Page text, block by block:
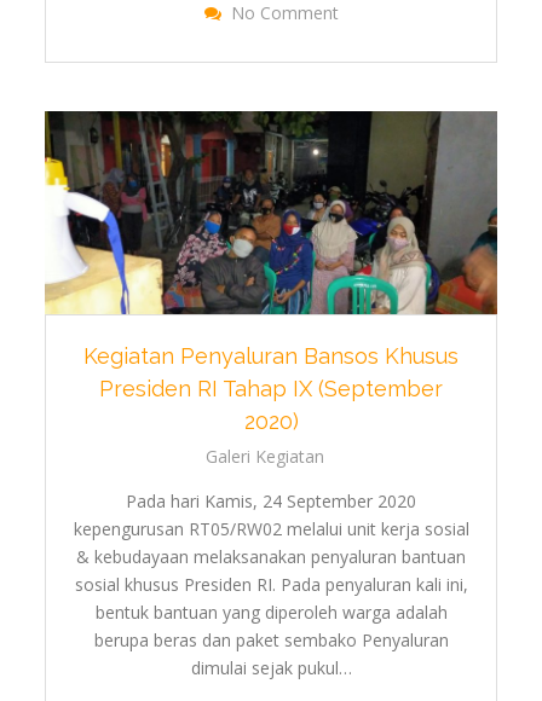
No Comment
Kegiatan Penyaluran Bansos Khusus
Presiden RI Tahap IX (September
2020)
Galeri Kegiatan
Pada hari Kamis, 24 September 2020
kepengurusan RT05/RW02 melalui unit kerja sosial
& kebudayaan melaksanakan penyaluran bantuan
sosial khusus Presiden RI. Pada penyaluran kali ini,
bentuk bantuan yang diperoleh warga adalah
berupa beras dan paket sembako Penyaluran
dimulai sejak pukul…